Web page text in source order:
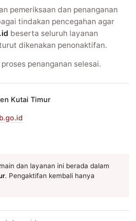
pemeriksaan dan penanganan
tindakan pencegahan agar
beserta seluruh layanan
dikenakan penonaktifan.
penanganan selesai.
Kutai Timur
dan layanan ini berada dalam
. Pengaktifan kembali hanya